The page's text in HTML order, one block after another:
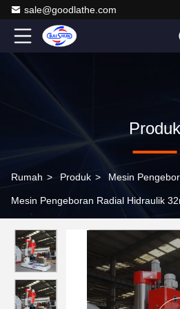
sale@goodlathe.com
Produk
Rumah > Produk > Mesin
Mesin Pengeboran Radial Hidraulik